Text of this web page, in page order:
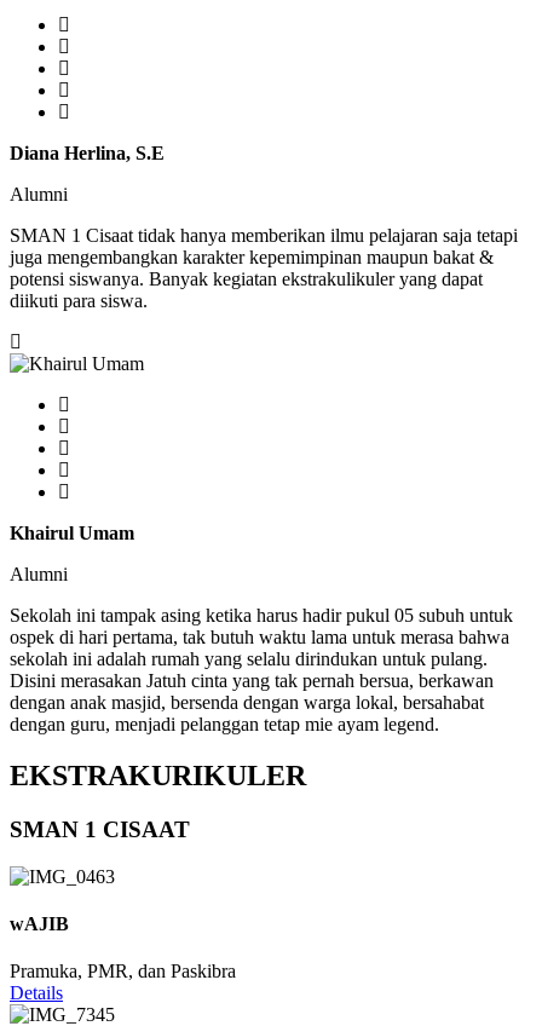
Diana Herlina, S.E
Alumni
SMAN 1 Cisaat tidak hanya memberikan ilmu pelajaran saja tetapi
juga mengembangkan karakter kepemimpinan maupun bakat &
potensi siswanya. Banyak kegiatan ekstrakulikuler yang dapat
diikuti para siswa.
Khairul Umam
Alumni
Sekolah ini tampak asing ketika harus hadir pukul 05 subuh untuk
ospek di hari pertama, tak butuh waktu lama untuk merasa bahwa
sekolah ini adalah rumah yang selalu dirindukan untuk pulang.
Disini merasakan Jatuh cinta yang tak pernah bersua, berkawan
dengan anak masjid, bersenda dengan warga lokal, bersahabat
dengan guru, menjadi pelanggan tetap mie ayam legend.
EKSTRAKURIKULER
SMAN 1 CISAAT
wAJIB
Pramuka, PMR, dan Paskibra
Details